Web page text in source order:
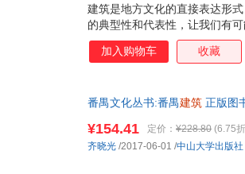
建筑是地方文化的直接表达形
的典型性和代表性，让我们有
统。
加入购物车 收藏
番禺文化丛书:番禺建筑 正版图
¥154.41 定价： ¥228.80 (6.75
齐晓光 /2017-06-01 /中山大学出版社